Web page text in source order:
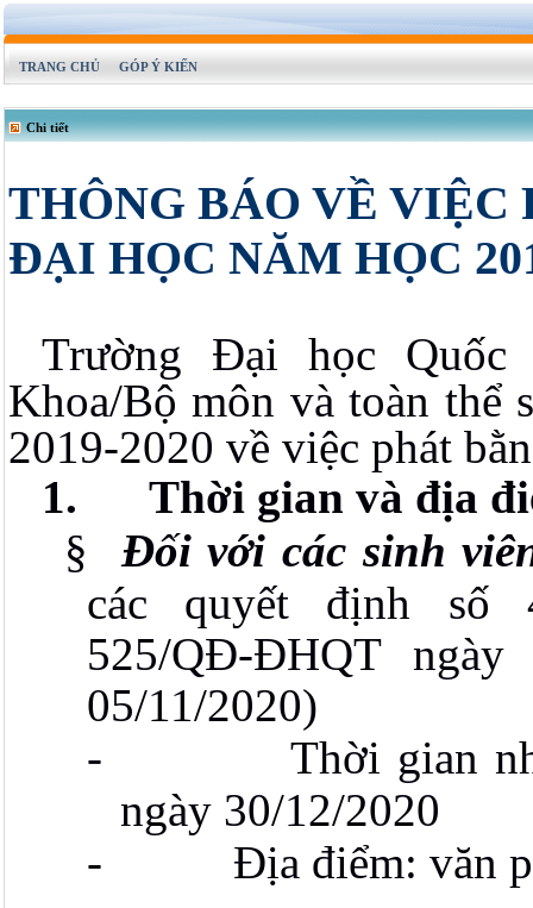
TRANG CHỦ GÓP Ý KIẾN
Chi tiết
THÔNG BÁO VỀ VIỆC
ĐẠI HỌC NĂM HỌC
Trường Đại học Quốc
Khoa/Bộ môn và toàn thể
2019-2020 về việc phát
1.
Thời gian và địa
§
Đối với các sinh
các quyết định số
525/QĐ-ĐHQT ngày
05/11/2020)
-
Thời gian
ngày 30/12/2020
-
Địa điểm: văn